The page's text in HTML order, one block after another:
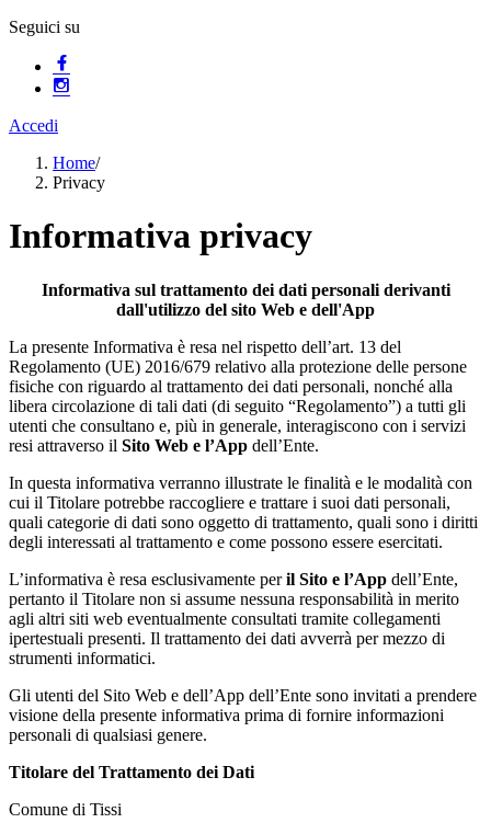
Seguici su
Accedi
Home/
Privacy
Informativa privacy
Informativa sul trattamento dei dati personali derivanti
dall'utilizzo del sito Web e dell'App
La presente Informativa è resa nel rispetto dell’art. 13 del
Regolamento (UE) 2016/679 relativo alla protezione delle persone
fisiche con riguardo al trattamento dei dati personali, nonché alla
libera circolazione di tali dati (di seguito “Regolamento”) a tutti gli
utenti che consultano e, più in generale, interagiscono con i servizi
resi attraverso il Sito Web e l’App dell’Ente.
In questa informativa verranno illustrate le finalità e le modalità con
cui il Titolare potrebbe raccogliere e trattare i suoi dati personali,
quali categorie di dati sono oggetto di trattamento, quali sono i diritti
degli interessati al trattamento e come possono essere esercitati.
L’informativa è resa esclusivamente peril Sito e l’App dell’Ente,
pertanto il Titolare non si assume nessuna responsabilità in merito
agli altri siti web eventualmente consultati tramite collegamenti
ipertestuali presenti. Il trattamento dei dati avverrà per mezzo di
strumenti informatici.
Gli utenti del Sito Web e dell’App dell’Ente sono invitati a prendere
visione della presente informativa prima di fornire informazioni
personali di qualsiasi genere.
Titolare del Trattamento dei Dati
Comune di Tissi